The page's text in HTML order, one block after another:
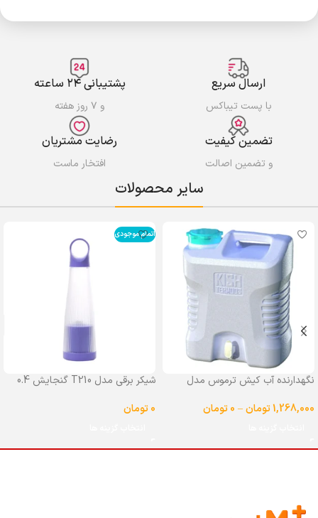
ارسال سریع
با پست تیباکس
پشتیبانی ۲۴ ساعته
و ۷ روز هفته
تضمین کیفیت
و تضمین اصالت
رضایت مشتریان
افتخار ماست
سایر محصولات
نگهدارنده آب کیش ترموس مدل
1,268,000تومان–
0تومان
اتمام موجودی
شیکر برقی مدل T210 گنجایش 0.4
0تومان